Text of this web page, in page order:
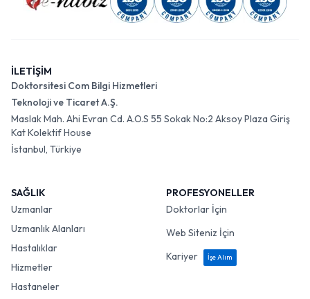
İLETİŞİM
Doktorsitesi Com Bilgi Hizmetleri
Teknoloji ve Ticaret A.Ş.
Maslak Mah. Ahi Evran Cd. A.O.S 55 Sokak No:2 Aksoy Plaza Giriş
Kat Kolektif House
İstanbul, Türkiye
SAĞLIK
Uzmanlar
Uzmanlık Alanları
Hastalıklar
Hizmetler
Hastaneler
PROFESYONELLER
Doktorlar İçin
Web Siteniz İçin
Kariyer
İşe Alım